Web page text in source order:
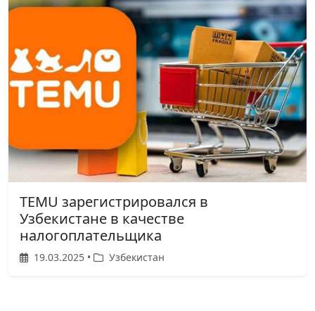
TEMU зарегистрировался в
Узбекистане в качестве
налогоплательщика
19.03.2025 • Узбекистан